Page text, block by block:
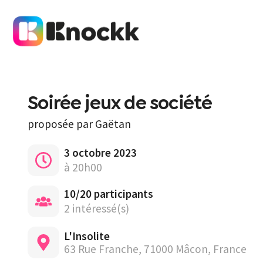
Soirée jeux de société
proposée par Gaëtan
3 octobre 2023
à 20h00
10/20 participants
2 intéressé(s)
L'Insolite
63 Rue Franche, 71000 Mâcon, France